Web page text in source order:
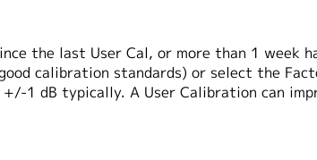
the last User Cal, or more than 1 week
calibration standards) or select the
1 dB typically. A User Calibration can